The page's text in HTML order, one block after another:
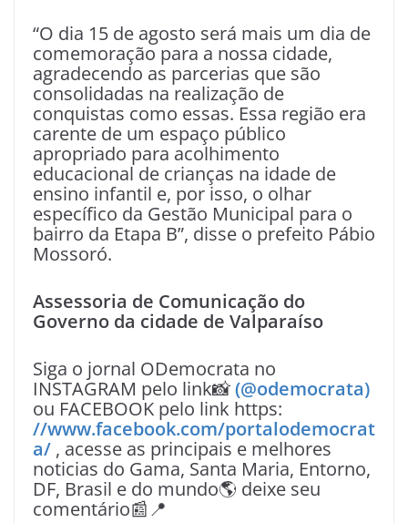
“O dia 15 de agosto será mais um dia de
comemoração para a nossa cidade,
agradecendo as parcerias que são
consolidadas na realização de
conquistas como essas. Essa região era
carente de um espaço público
apropriado para acolhimento
educacional de crianças na idade de
ensino infantil e, por isso, o olhar
específico da Gestão Municipal para o
bairro da Etapa B”, disse o prefeito Pábio
Mossoró.
Assessoria de Comunicação do
Governo da cidade de Valparaíso
Siga o jornal ODemocrata no
INSTAGRAM pelo link📸(@odemocrata)
ou FACEBOOK pelo link https:
//www.facebook.com/portalodemocrat
a/ , acesse as principais e melhores
noticias do Gama, Santa Maria, Entorno,
DF, Brasil e do mundo🌎 deixe seu
comentário📰📍